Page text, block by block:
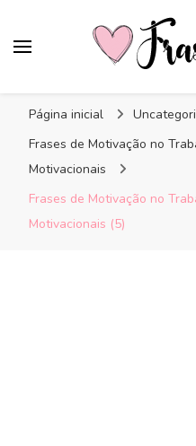
Página inicial
Frases de Motivação no
Motivacionais
Frases de Motivação no
Motivacionais (5)